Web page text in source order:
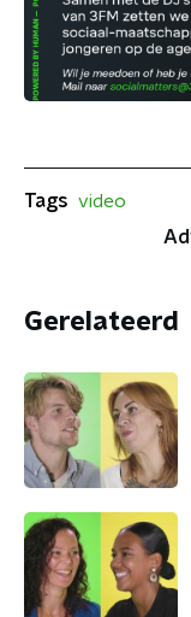
Tags video
Gerelateerd